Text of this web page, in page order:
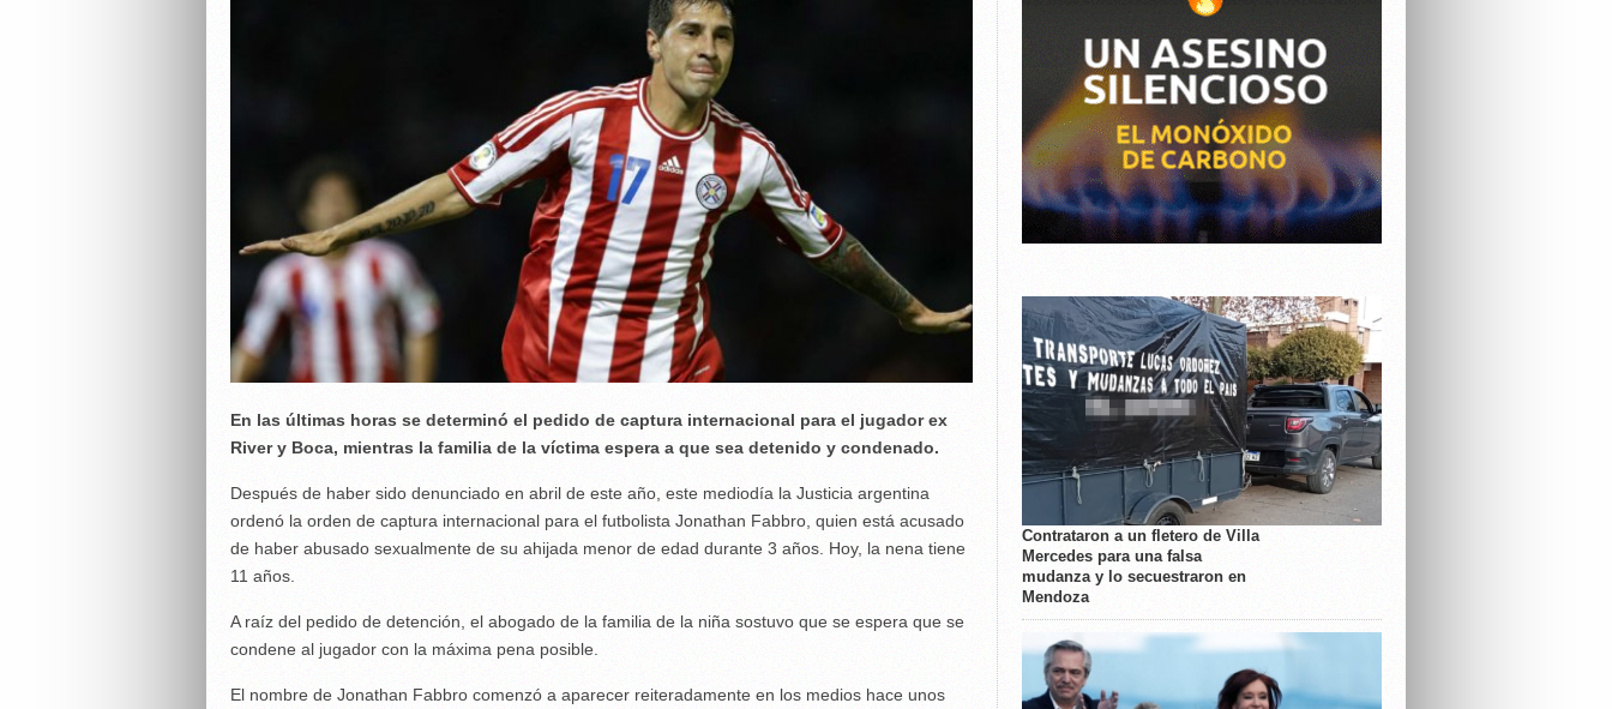
En las últimas horas se determinó el pedido de captura internacional para el jugador ex
River y Boca, mientras la familia de la víctima espera a que sea detenido y condenado.
Después de haber sido denunciado en abril de este año, este mediodía la Justicia argentina
ordenó la orden de captura internacional para el futbolista Jonathan Fabbro, quien está acusado
de haber abusado sexualmente de su ahijada menor de edad durante 3 años. Hoy, la nena tiene
11 años.
A raíz del pedido de detención, el abogado de la familia de la niña sostuvo que se espera que se
condene al jugador con la máxima pena posible.
El nombre de Jonathan Fabbro comenzó a aparecer reiteradamente en los medios hace unos
Contrataron a un fletero de Villa
Mercedes para una falsa
mudanza y lo secuestraron en
Mendoza